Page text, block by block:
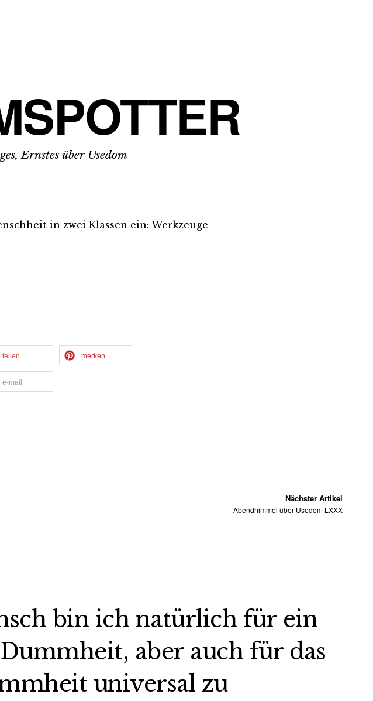
Ernstes über Usedom
in zwei Klassen ein: Werkzeuge
teilen merken
e-mail
Nächster Artikel
Abendhimmel über Usedom LXXX
bin ich natürlich für ein
aber auch für das
universal zu